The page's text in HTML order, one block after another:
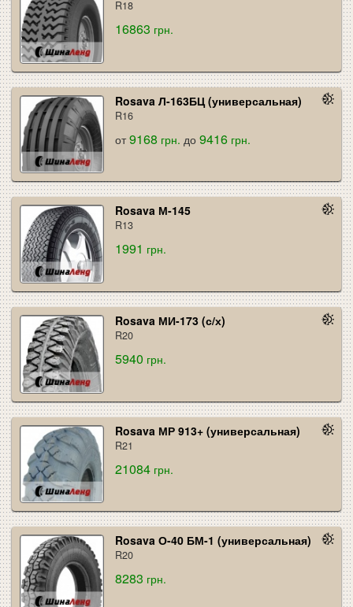
R18
16863 грн.
Rosava Л-163БЦ (универсальная)
R16
от9168 грн. до9416 грн.
Rosava М-145
R13
1991 грн.
Rosava МИ-173 (с/х)
R20
5940 грн.
Rosava МР 913+ (универсальная)
R21
21084 грн.
Rosava О-40 БМ-1 (универсальная)
R20
8283 грн.